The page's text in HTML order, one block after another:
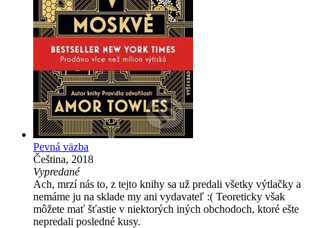
Pevná väzba
Čeština, 2018
Vypredané
Ach, mrzí nás to, z tejto knihy sa už predali všetky výtlačky a
nemáme ju na sklade my ani vydavateľ :( Teoreticky však
môžete mať šťastie v niektorých iných obchodoch, ktoré ešte
nepredali posledné kusy.